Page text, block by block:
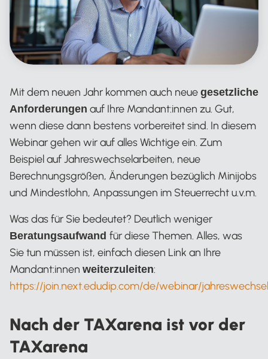
Mit dem neuen Jahr kommen auch neue gesetzliche
Anforderungen auf Ihre Mandant:innen zu. Gut,
wenn diese dann bestens vorbereitet sind. In diesem
Webinar gehen wir auf alles Wichtige ein. Zum
Beispiel auf Jahreswechselarbeiten, neue
Berechnungsgrößen, Änderungen bezüglich Minijobs
und Mindestlohn, Anpassungen im Steuerrecht u.v.m.
Was das für Sie bedeutet? Deutlich weniger
Beratungsaufwand für diese Themen. Alles, was
Sie tun müssen ist, einfach diesen Link an Ihre
Mandant:innen weiterzuleiten:
https://join.next.edudip.com/de/webinar/
Nach der TAXarena ist vor der
TAXarena